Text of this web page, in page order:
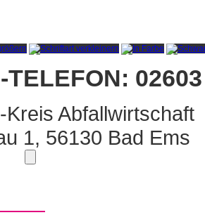
TELEFON:
Kreis Abfallwirtschaft
1, 56130 Bad Ems